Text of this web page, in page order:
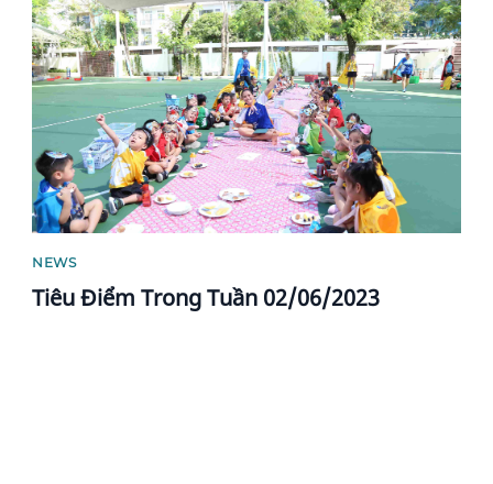
NEWS
Tiêu Điểm Trong Tuần 02/06/2023